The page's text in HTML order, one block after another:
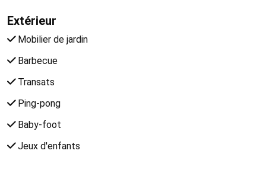
Extérieur
Mobilier de jardin
Barbecue
Transats
Ping-pong
Baby-foot
Jeux d'enfants